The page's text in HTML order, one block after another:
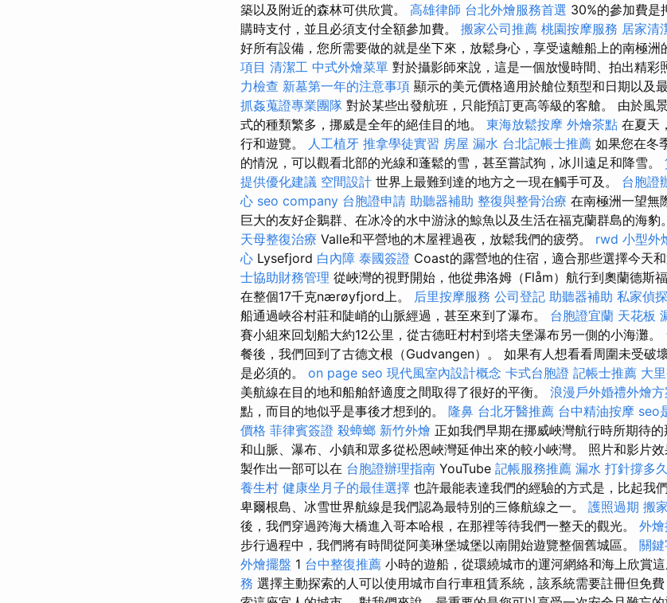
築以及附近的森林可供欣賞。 高雄律師 台北外燴服務首選 30%的參加費是
購時支付，並且必須支付全額參加費。 搬家公司推薦 桃園按摩服務 居家清
好所有設備，您所需要做的就是坐下來，放鬆身心，享受遠離船上的南極洲
項目 清潔工 中式外燴菜單 對於攝影師來說，這是一個放慢時間、拍出精彩
力檢查 新墓第一年的注意事項 顯示的美元價格適用於艙位類型和日期以及
抓姦蒐證專業團隊 對於某些出發航班，只能預訂更高等級的客艙。 由於風
式的種類繁多，挪威是全年的絕佳目的地。 東海放鬆按摩 外燴茶點 在夏天
行和遊覽。
人工植牙 推拿學徒實習 房屋 漏水 台北記帳士推薦 如果您在冬
的情況，可以觀看北部的光線和蓬鬆的雪，甚至嘗試狗，冰川遠足和降雪。
提供優化建議 空間設計 世界上最難到達的地方之一現在觸手可及。 台胞證
心 seo company 台胞證申請 助聽器補助 整復與整骨治療 在南極洲一望無
巨大的友好企鵝群、在冰冷的水中游泳的鯨魚以及生活在福克蘭群島的海
天母整復治療 Valle和平營地的木屋裡過夜，放鬆我們的疲勞。 rwd 小型外
心 Lysefjord 白內障 泰國簽證 Coast的露營地的住宿，適合那些選擇今天
士協助財務管理 從峽灣的視野開始，他從弗洛姆（Flåm）航行到奧蘭德斯
在整個17千克nærøyfjord上。 后里按摩服務 公司登記 助聽器補助 私家偵
船通過峽谷村莊和陡峭的山脈經過，甚至來到了瀑布。 台胞證宜蘭 天花板
賽小組來回划船大約12公里，從古德旺村村到塔夫堡瀑布另一側的小海灘。
餐後，我們回到了古德文根（Gudvangen）。 如果有人想看看周圍未受破
是必須的。 on page seo 現代風室內設計概念 卡式台胞證 記帳士推薦 大
美航線在目的地和船舶舒適度之間取得了很好的平衡。 浪漫戶外婚禮外燴方
點，而目的地似乎是事後才想到的。 隆鼻 台北牙醫推薦 台中精油按摩 seo
價格 菲律賓簽證 殺蟑螂 新竹外燴 正如我們早期在挪威峽灣航行時所期待
和山脈、瀑布、小鎮和眾多從松恩峽灣延伸出來的較小峽灣。 照片和影片
製作出一部可以在 台胞證辦理指南 YouTube 記帳服務推薦 漏水 打針撐多久
養生村 健康坐月子的最佳選擇 也許最能表達我們的經驗的方式是，比起我
卑爾根島、冰雪世界航線是我們認為最特別的三條航線之一。 護照過期 搬
後，我們穿過跨海大橋進入哥本哈根，在那裡等待我們一整天的觀光。 外
步行過程中，我們將有時間從阿美琳堡城堡以南開始遊覽整個舊城區。 關
外燴擺盤 1 台中整復推薦 小時的遊船，從環繞城市的運河網絡和海上欣賞這
務 選擇主動探索的人可以使用城市自行車租賃系統，該系統需要註冊但免